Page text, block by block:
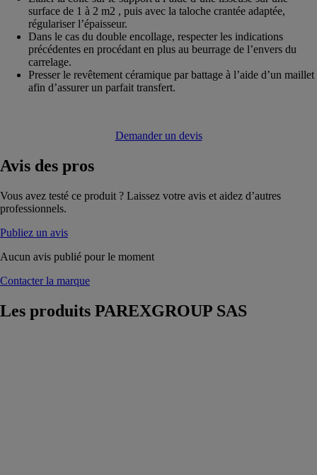
surface de 1 à 2 m2 , puis avec la taloche crantée adaptée,
régulariser l’épaisseur.
Dans le cas du double encollage, respecter les indications
précédentes en procédant en plus au beurrage de l’envers du
carrelage.
Presser le revêtement céramique par battage à l’aide d’un maillet
afin d’assurer un parfait transfert.
Demander un devis
Avis des pros
Vous avez testé ce produit ? Laissez votre avis et aidez d’autres
professionnels.
Publiez un avis
Aucun avis publié pour le moment
Contacter la marque
Les produits PAREXGROUP SAS